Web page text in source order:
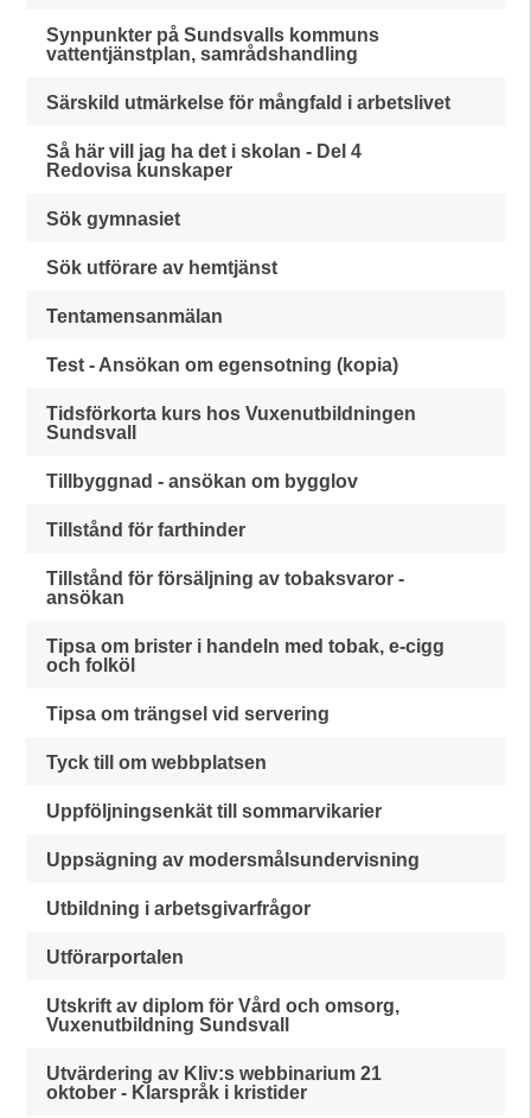
Synpunkter på Sundsvalls kommuns
vattentjänstplan, samrådshandling
Särskild utmärkelse för mångfald i arbetslivet
Så här vill jag ha det i skolan - Del 4
Redovisa kunskaper
Sök gymnasiet
Sök utförare av hemtjänst
Tentamensanmälan
Test - Ansökan om egensotning (kopia)
Tidsförkorta kurs hos Vuxenutbildningen
Sundsvall
Tillbyggnad - ansökan om bygglov
Tillstånd för farthinder
Tillstånd för försäljning av tobaksvaror -
ansökan
Tipsa om brister i handeln med tobak, e-cigg
och folköl
Tipsa om trängsel vid servering
Tyck till om webbplatsen
Uppföljningsenkät till sommarvikarier
Uppsägning av modersmålsundervisning
Utbildning i arbetsgivarfrågor
Utförarportalen
Utskrift av diplom för Vård och omsorg,
Vuxenutbildning Sundsvall
Utvärdering av Kliv:s webbinarium 21
oktober - Klarspråk i kristider